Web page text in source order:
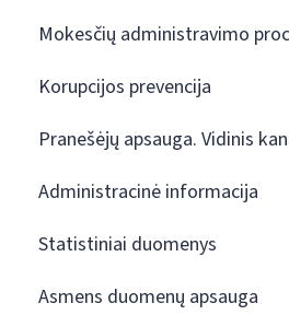
Mokesčių administravimo
Korupcijos prevencija
Pranešėjų apsauga. Vidinis
Administracinė informacija
Statistiniai duomenys
Asmens duomenų apsauga